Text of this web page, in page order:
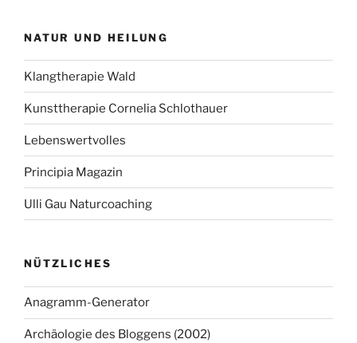
NATUR UND HEILUNG
Klangtherapie Wald
Kunsttherapie Cornelia Schlothauer
Lebenswertvolles
Principia Magazin
Ulli Gau Naturcoaching
NÜTZLICHES
Anagramm-Generator
Archäologie des Bloggens (2002)